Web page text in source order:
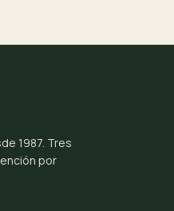
1987. Tres
por